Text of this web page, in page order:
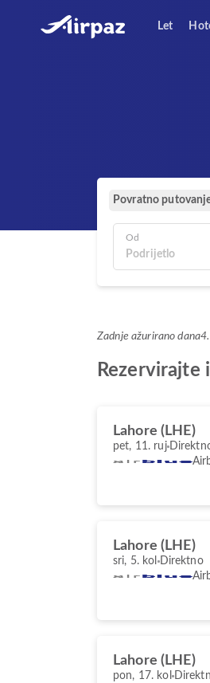
Let
Povratno
Od
Zadnje ažurirano dana
Rezervirajte
Lahore (LHE)
pet, 11. ruj
Lahore (LHE)
sri, 5. kol Direktno
Lahore (LHE)
pon, 17. kol